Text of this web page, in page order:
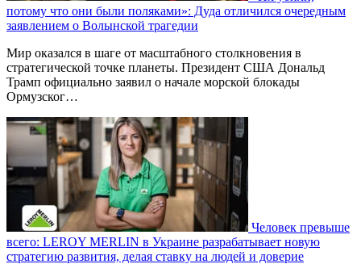
потому что они были поляками»: Дуда отличился очередным
заявлением о Волынской трагедии
Мир оказался в шаге от масштабного столкновения в
стратегической точке планеты. Президент США Дональд
Трамп официально заявил о начале морской блокады
Ормузског…
Человек превыше
всего: LEROY MERLIN в Украине разрабатывает новую
стратегию развития, делая ставку на людей и доверие